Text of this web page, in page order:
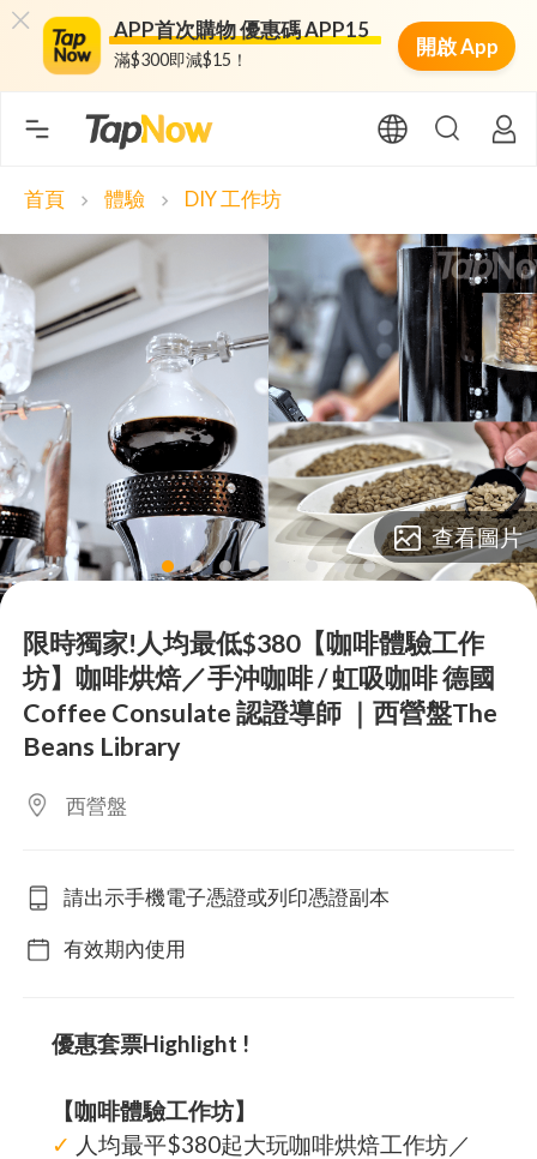
APP首次購物 優惠碼 APP15
滿$300即減$15！
開啟 App
首頁 chevron_right 體驗 chevron_right DIY 工作坊
lens lens lens lens lens lens lens lens
查看圖片
限時獨家!人均最低$380【咖啡體驗工作
坊】咖啡烘焙／手沖咖啡 / 虹吸咖啡 德國
Coffee Consulate 認證導師 ｜西營盤The
Beans Library
西營盤
請出示手機電子憑證或列印憑證副本
有效期內使用
優惠套票Highlight !
【咖啡體驗工作坊】
✓ 人均最平$380起大玩咖啡烘焙工作坊／